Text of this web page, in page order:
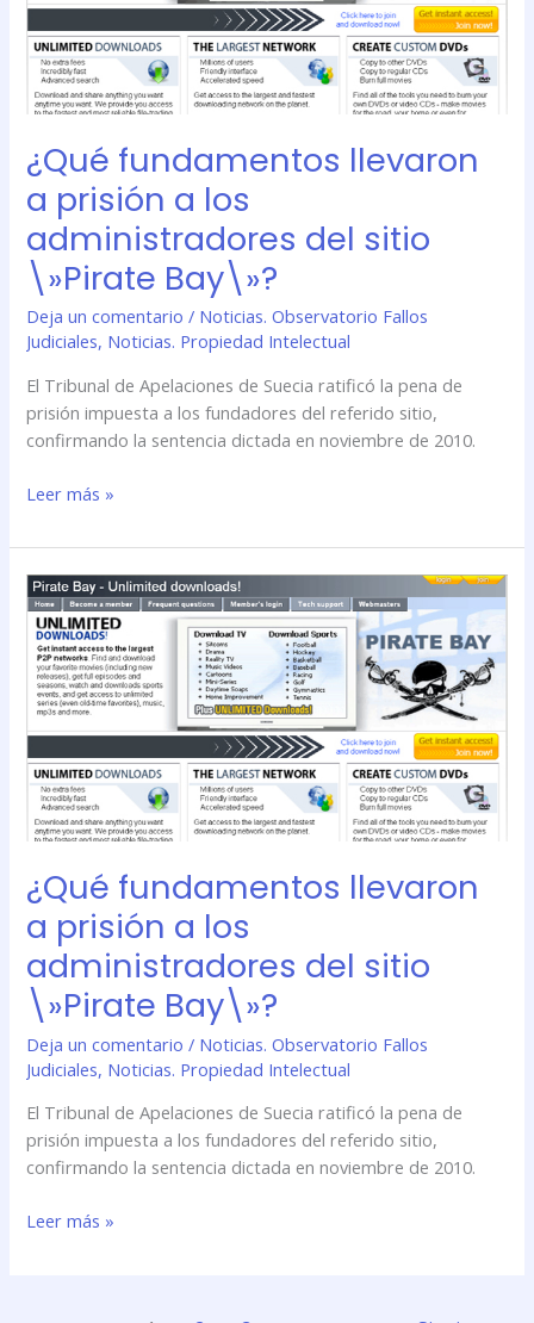
¿Qué fundamentos llevaron
a prisión a los
administradores del sitio
\»Pirate Bay\»?
Deja un comentario / Noticias. Observatorio Fallos
Judiciales, Noticias. Propiedad Intelectual
El Tribunal de Apelaciones de Suecia ratificó la pena de
prisión impuesta a los fundadores del referido sitio,
confirmando la sentencia dictada en noviembre de 2010.
administradores
del
sitio
Bay\»?
Leer más »
¿Qué fundamentos llevaron
a prisión a los
administradores del sitio
\»Pirate Bay\»?
Deja un comentario / Noticias. Observatorio Fallos
Judiciales, Noticias. Propiedad Intelectual
El Tribunal de Apelaciones de Suecia ratificó la pena de
prisión impuesta a los fundadores del referido sitio,
confirmando la sentencia dictada en noviembre de 2010.
¿Qué
fundamentos
llevaron
prisión
administradores
del
sitio
Bay\»?
Leer más »